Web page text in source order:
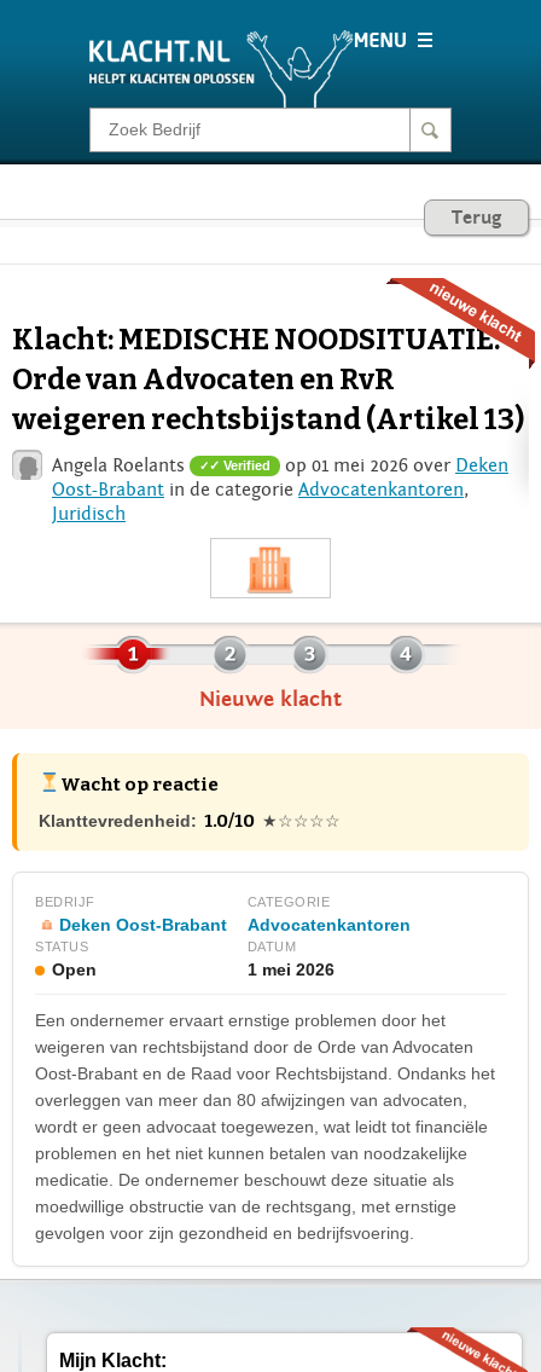
Klacht melden
Consumentenrecht
Voor Bedrijven
Terug
Klacht: MEDISCHE NOODSITUATIE:
Orde van Advocaten en RvR
weigeren rechtsbijstand (Artikel 13)
Angela Roelants ✓ Verified op 01 mei 2026 over Deken
Oost-Brabant in de categorie Advocatenkantoren,
Juridisch
Nieuwe klacht
Wacht op reactie
Klanttevredenheid: 1.0/10 ★☆☆☆☆
BEDRIJF
Deken Oost-Brabant
CATEGORIE
Advocatenkantoren
STATUS
Open
DATUM
1 mei 2026
Een ondernemer ervaart ernstige problemen door het
weigeren van rechtsbijstand door de Orde van Advocaten
Oost-Brabant en de Raad voor Rechtsbijstand. Ondanks het
overleggen van meer dan 80 afwijzingen van advocaten,
wordt er geen advocaat toegewezen, wat leidt tot financiële
problemen en het niet kunnen betalen van noodzakelijke
medicatie. De ondernemer beschouwt deze situatie als
moedwillige obstructie van de rechtsgang, met ernstige
gevolgen voor zijn gezondheid en bedrijfsvoering.
Mijn Klacht: